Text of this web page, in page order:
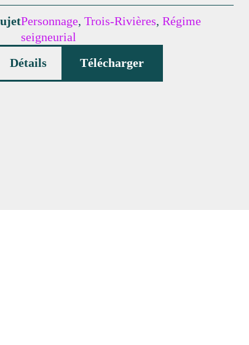
Personnage, Trois-Rivières, Régime
seigneurial
Détails
Télécharger